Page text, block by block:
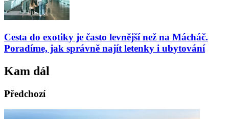
Cesta do exotiky je často levnější než na Mácháč.
Poradíme, jak správně najít letenky i ubytování
Kam dál
Předchozí